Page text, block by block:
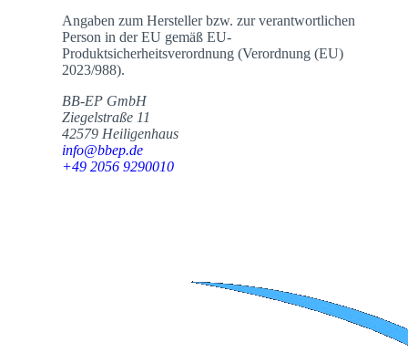
Angaben zum Hersteller bzw. zur verantwortlichen
Person in der EU gemäß EU-
Produktsicherheitsverordnung (Verordnung (EU)
2023/988).
BB-EP GmbH
Ziegelstraße 11
42579 Heiligenhaus
info@bbep.de
+49 2056 9290010